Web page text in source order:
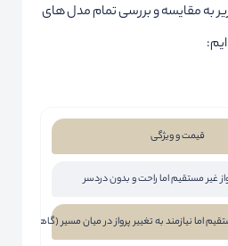
به مقایسه و بررسی تمام مدل های
قیمت و ویژگی
غیر مستقیم اما راحت و بدون دردسر
مستقیم اما نیازمند به تغییر پرواز در میان مسیر (گاهی